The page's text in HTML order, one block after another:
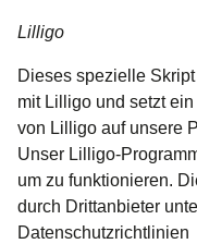
Lilligo
Dieses spezielle
mit Lilligo und setzt
von Lilligo auf unsere
Unser Lilligo-
um zu funktionieren.
durch Drittanbieter
Datenschutzrichtlinien